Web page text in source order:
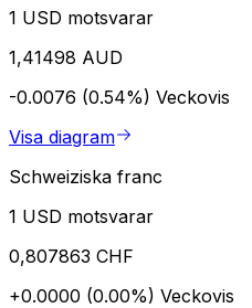
1 USD motsvarar
1,41498 AUD
-0.0076 (0.54%) Veckovis
Visa diagram
Schweiziska franc
1 USD motsvarar
0,807863 CHF
+0.0000 (0.00%) Veckovis